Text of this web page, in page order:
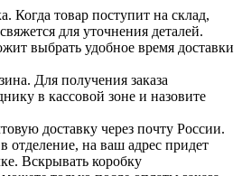
Когда товар поступит на склад,
для уточнения деталей.
выбрать удобное время доставки
Для получения заказа
в кассовой зоне и назовите
доставку через почту России.
отделение, на ваш адрес придет
Вскрывать коробку